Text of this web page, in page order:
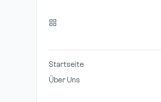
Startseite
Über Uns